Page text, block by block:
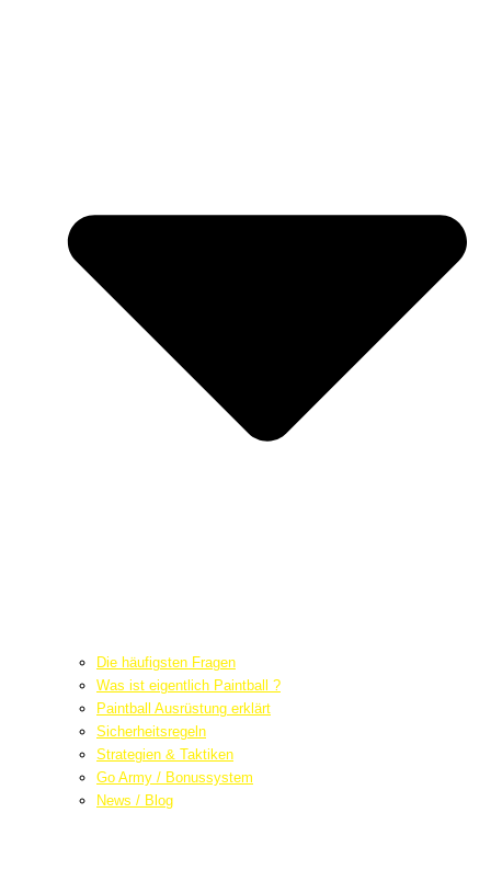
Die häufigsten Fragen
Was ist eigentlich Paintball ?
Paintball Ausrüstung erklärt
Sicherheitsregeln
Strategien & Taktiken
Go Army / Bonussystem
News / Blog